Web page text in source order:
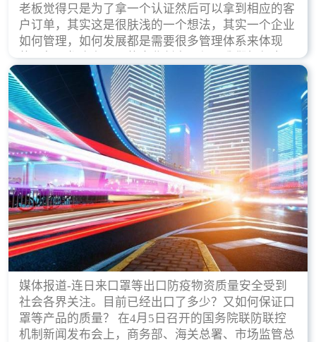
老板觉得只是为了拿一个认证然后可以拿到相应的客
户订单，其实这是很肤浅的一个想法，其实一个企业
如何管理，如何发展都是需要很多管理体系来体现
的，每天都会有不同的企业创立，但是我们如何去证
实一个企业的合法，有质量保证了？这就是ISO9001
认证体现价值的时候，那么键锋小编就来细说下企业
做ISO9001认证的根本原因。
媒体报道-连日来口罩等出口防疫物资质量安全受到
社会各界关注。目前已经出口了多少？又如何保证口
罩等产品的质量？ 在4月5日召开的国务院联防联控
机制新闻发布会上，商务部、海关总署、市场监管总